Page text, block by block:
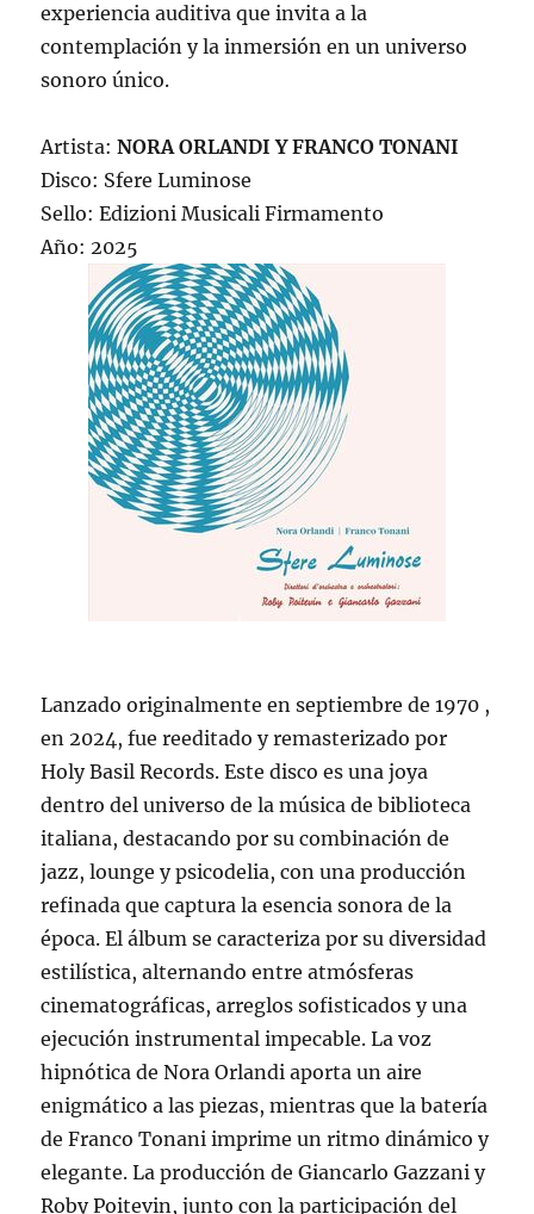
experiencia auditiva que invita a la
contemplación y la inmersión en un universo
sonoro único.
Artista:NORA ORLANDI Y FRANCO TONANI
Disco: Sfere Luminose
Sello: Edizioni Musicali Firmamento
Año: 2025
Lanzado originalmente en septiembre de 1970 ,
en 2024, fue reeditado y remasterizado por
Holy Basil Records. Este disco es una joya
dentro del universo de la música de biblioteca
italiana, destacando por su combinación de
jazz, lounge y psicodelia, con una producción
refinada que captura la esencia sonora de la
época. El álbum se caracteriza por su diversidad
estilística, alternando entre atmósferas
cinematográficas, arreglos sofisticados y una
ejecución instrumental impecable. La voz
hipnótica de Nora Orlandi aporta un aire
enigmático a las piezas, mientras que la batería
de Franco Tonani imprime un ritmo dinámico y
elegante. La producción de Giancarlo Gazzani y
Roby Poitevin, junto con la participación del